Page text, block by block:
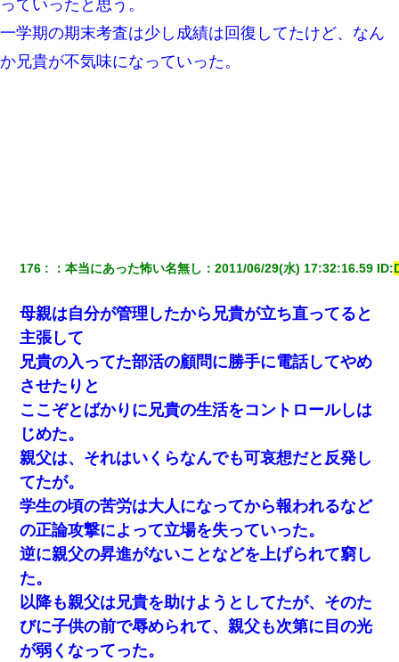
時間弱・・・
「パワハラを受けたから思い切って転職した」とSNSで呟いた
ら、速攻でパワハラかました元上司がLINEを送ってきた。
私は家が貧しくて、手に職をつけようと看護師になった。だけど
卒業を控えた年の1月末、車にひかれて看護師になれなくなった。
嘘をついてフリン旅行へ出かけた嫁→翌日、嫁「ただいま～」旦
那「娘がシんだよ。何度も連絡したのに…」嫁「えっ」→なん
と・・・
三年働いてたパートを突然クビになった。しかし元職場の主要取
引先のトップが母方の叔父だったので…
【まぬけ】夫「離婚だ！」私「わかった。で？」夫「慰謝料
だ！」私「いいけど弁護士通して。私も請求する」夫「」
小学生の息子が急に様子がおかしくなった。私「理由を聞いても
『わかんない！』って怒鳴り付けてくるし、困っってる」旦那
「話してみるよ」→ 後日・・・
【驚愕】5000円でＪＫと行為してきたが後悔しかない…
私「まとめ買いして冷凍ストックしてる」Ａ「ずるい！クレク
レ！」私「なんでよ」Ａ「ケーチ！バーカ！」→ 後日、Ａ旦那が
凸してきた
っていったと思う。
一学期の期末考査は少し成績は回復してたけど、なん
か兄貴が不気味になっていった。
176 ：本当にあった怖い名無し ：2011/06/29(水) 17:32:16.59 ID:
母親は自分が管理したから兄貴が立ち直ってると
主張して
兄貴の入ってた部活の顧問に勝手に電話してやめ
させたりと
ここぞとばかりに兄貴の生活をコントロールしは
じめた。
親父は、それはいくらなんでも可哀想だと反発し
てたが。
学生の頃の苦労は大人になってから報われるなど
の正論攻撃によって立場を失っていった。
逆に親父の昇進がないことなどを上げられて窮し
た。
以降も親父は兄貴を助けようとしてたが、そのた
びに子供の前で辱められて、親父も次第に目の光
が弱くなってった。